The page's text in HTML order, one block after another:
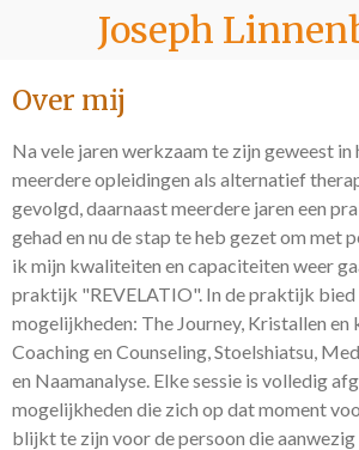
de
Joseph
Over mij
Na vele jaren werkzaam te zijn geweest in
meerdere opleidingen als alternatief
gevolgd, daarnaast meerdere jaren een
gehad en nu de stap te heb gezet om met
ik mijn kwaliteiten en capaciteiten weer
praktijk "REVELATIO". In de praktijk bied
mogelijkheden: The Journey, Kristallen en
Coaching en Counseling, Stoelshiatsu,
en Naamanalyse. Elke sessie is volledig
mogelijkheden die zich op dat moment
blijkt te zijn voor de persoon die aanwezig